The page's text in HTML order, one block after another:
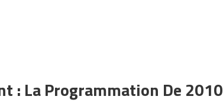
: La Programmation De 2010